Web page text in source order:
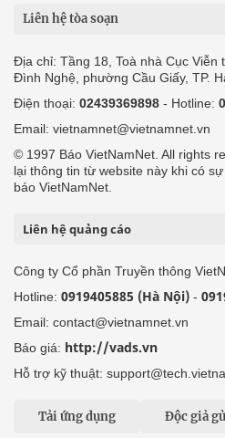
Liên hệ tòa soạn
Địa chỉ: Tầng 18, Toà nhà Cục Viễn
Đình Nghệ, phường Cầu Giấy, TP.
Điện thoại: 02439369898 - Hotline:
Email: vietnamnet@vietnamnet.vn
© 1997 Báo VietNamNet. All rights
lại thông tin từ website này khi có
báo VietNamNet.
Liên hệ quảng cáo
Công ty Cổ phần Truyền thông
Hotline: 0919405885 (Hà Nội) -
Email: contact@vietnamnet.vn
Báo giá: http://vads.vn
Hỗ trợ kỹ thuật:
Tải ứng dụng Độc giả